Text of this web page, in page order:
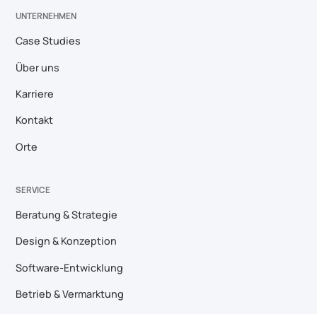
UNTERNEHMEN
Case Studies
Über uns
Karriere
Kontakt
Orte
SERVICE
Beratung & Strategie
Design & Konzeption
Software-Entwicklung
Betrieb & Vermarktung